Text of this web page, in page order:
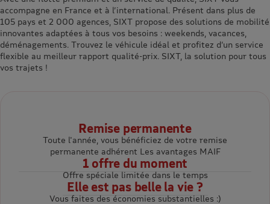
accompagne en France et à l’international. Présent dans plus de
105 pays et 2 000 agences, SIXT propose des solutions de mobilité
innovantes adaptées à tous vos besoins : weekends, vacances,
déménagements. Trouvez le véhicule idéal et profitez d’un service
flexible au meilleur rapport qualité-prix. SIXT, la solution pour tous
vos trajets !
Remise permanente
Toute l'année, vous bénéficiez de votre remise
permanente adhérent Les avantages MAIF
1 offre du moment
Offre spéciale limitée dans le temps
Elle est pas belle la vie ?
Vous faites des économies substantielles :)